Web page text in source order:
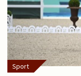
Sport